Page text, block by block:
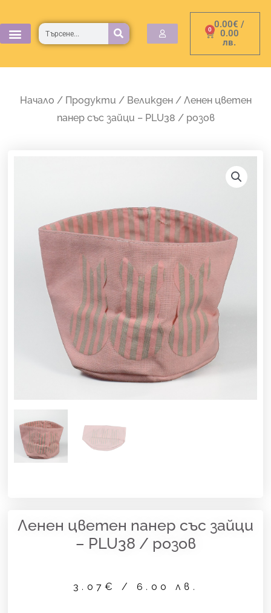
to
content
0.00€ /
0.00
лв.
0
Cart
Търсене
Начало / Продукти / Великден/ Ленен цветен
панер със зайци – PLU38 / розов
Ленен цветен панер със зайци
– PLU38 / розов
3.07€ / 6.00 лв.